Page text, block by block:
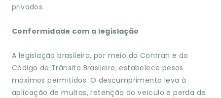
privados.
Conformidade com a legislação
A legislação brasileira, por meio do Contran e do
Código de Trânsito Brasileiro, estabelece pesos
máximos permitidos. O descumprimento leva à
aplicação de multas, retenção do veículo e perda de